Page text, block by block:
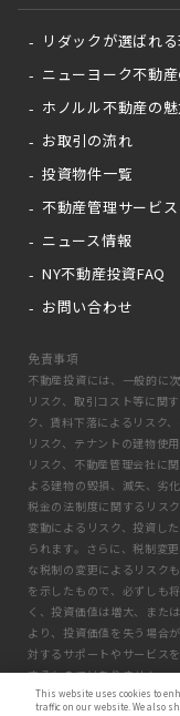
リダックが選ばれ
ニューヨーク不動
ホノルル不動産の魅
お取引の流れ
投資物件一覧
不動産管理サービス
ニュース情報
NY不動産投資FAQ
お問い合わせ
免責事項
不動産投資には、一般的に
リスク、取引コスト等に関
ク、賃料下落によるリスク
リスク、テナントの建物使
リスク、不動産管理会社に
よる建物の毀損、滅失、劣
税金の法制度に関するリス
変動によるリスク、投資し
られます。さらに、税制変
な税制の変更によるリスク
を示したもので、必ずしも
く、投資価値は増大、また
より、投資価値を失う場合
対するサポートやサービス
するものではありません。
This website uses cookies to
traffic on our website. We also